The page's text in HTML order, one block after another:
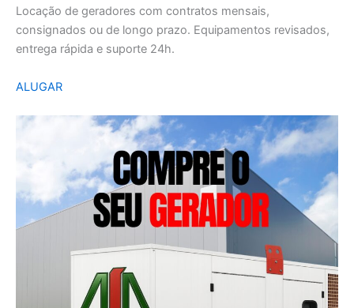
Locação de geradores com contratos mensais,
consignados ou de longo prazo. Equipamentos revisados,
entrega rápida e suporte 24h.
ALUGAR